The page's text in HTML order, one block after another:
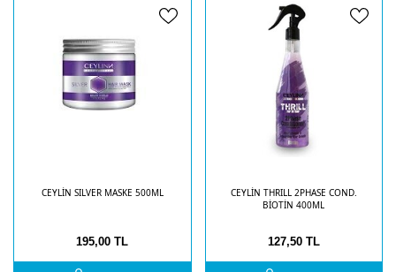
CEYLİN SILVER MASKE 500ML
195,00 TL
CEYLİN THRILL 2PHASE COND.
BİOTİN 400ML
127,50 TL